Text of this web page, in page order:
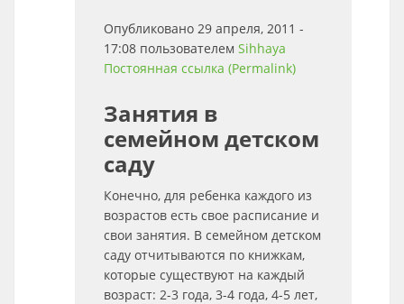
Опубликовано 29 апреля, 2011 -
17:08 пользователем Sihhaya
Постоянная ссылка (Permalink)
Занятия в
семейном детском
саду
Конечно, для ребенка каждого из
возрастов есть свое расписание и
свои занятия. В семейном детском
саду отчитываются по книжкам,
которые существуют на каждый
возраст: 2-3 года, 3-4 года, 4-5 лет,